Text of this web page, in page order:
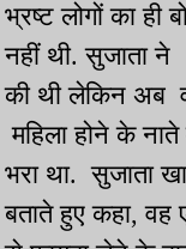
भ्रष्ट लोगों का ही
नहीं थी. सुजाता ने
की थी लेकिन अब
महिला होने के नाते
भरा था. सुजाता
बताते हुए कहा, वह